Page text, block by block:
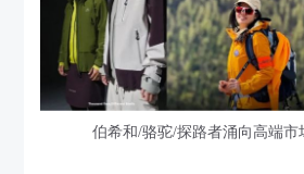
伯希和/骆驼/探路者涌向高端市